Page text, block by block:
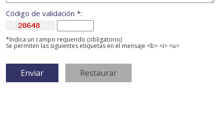
Código de validación *:
*Indica un campo requerido (obligatorio)
Se permiten las siguientes etiquetas en el mensaje <b> <i> <u>